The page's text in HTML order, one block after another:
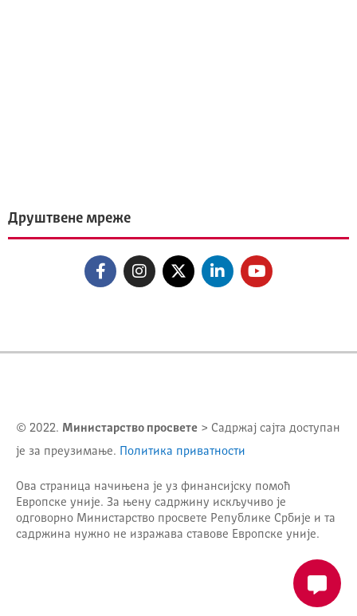
Друштвене мреже
© 2022. Министарство просвете > Садржај сајта доступан
је за преузимање. Политика приватности
Ова страница начињена је уз финансијску помоћ
Европске уније. За њену садржину искључиво је
одговорно Министарство просвете Републике Србије и та
садржина нужно не изражава ставове Европске уније.